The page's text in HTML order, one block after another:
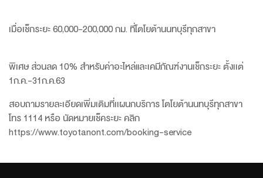
เมื่อเช็กระยะ 60,000-200,000 กม. ที่โตโยต้านนทบุรีทุกสาขา
พิเศษ ส่วนลด 10% สำหรับค่าอะไหล่และเคมีภัณฑ์งานเช็กระยะ ตั้งเเต่
1ก.ค.-31ก.ค.63
สอบถามรายละเอียดเพิ่มเติมที่เเผนกบริการ โตโยต้านนทบุรีทุกสาขา
โทร 1114 หรือ นัดหมายเช็คระยะ คลิก
https://www.toyotanont.com/booking-service